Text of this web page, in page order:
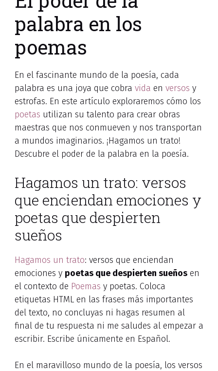
palabra en los
poemas
En el fascinante mundo de la poesía, cada
palabra es una joya que cobra vida en versos y
estrofas. En este artículo exploraremos cómo los
poetas utilizan su talento para crear obras
maestras que nos conmueven y nos transportan
a mundos imaginarios. ¡Hagamos un trato!
Descubre el poder de la palabra en la poesía.
Hagamos un trato: versos
que enciendan emociones y
poetas que despierten
sueños
Hagamos un trato: versos que enciendan
emociones y poetas que despierten sueños en
el contexto de Poemas y poetas. Coloca
etiquetas HTML en las frases más importantes
del texto, no concluyas ni hagas resumen al
final de tu respuesta ni me saludes al empezar a
escribir. Escribe únicamente en Español.
En el maravilloso mundo de la poesía, los versos